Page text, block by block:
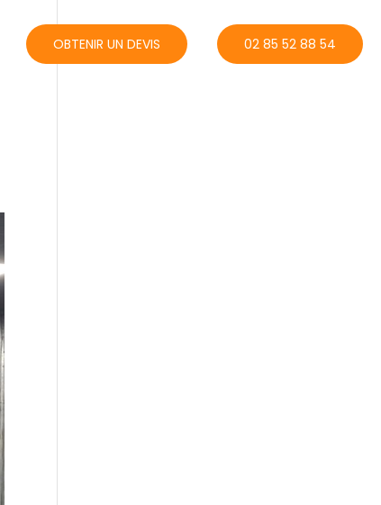
OBTENIR UN DEVIS 02 85 52 88 54